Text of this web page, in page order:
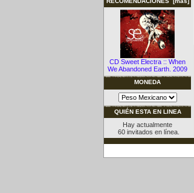
CD Sweet Electra :: When
We Abandoned Earth. 2009
MONEDA
QUIÉN ESTA EN LINEA
Hay actualmente
60 invitados en línea.